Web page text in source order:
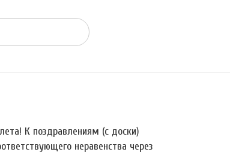
К поздравлениям (с доски)
неравенства через